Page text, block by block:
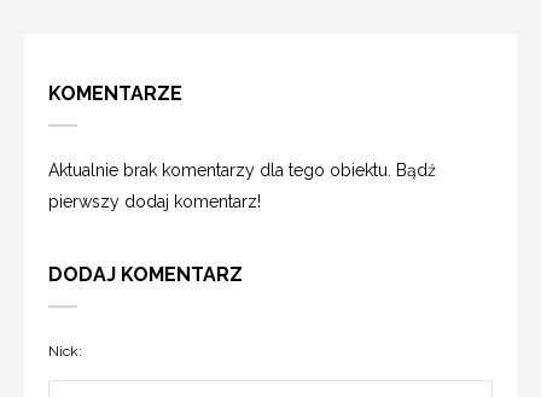
KOMENTARZE
Aktualnie brak komentarzy dla tego obiektu. Bądź
pierwszy dodaj komentarz!
DODAJ KOMENTARZ
Nick: